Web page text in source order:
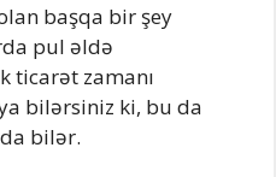
başqa bir şey
pul əldə
ticarət zamanı
bilərsiniz ki, bu da
bilər.